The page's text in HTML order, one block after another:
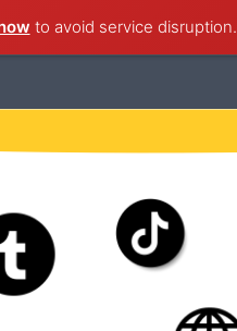
to avoid service disruption.
Estado de México